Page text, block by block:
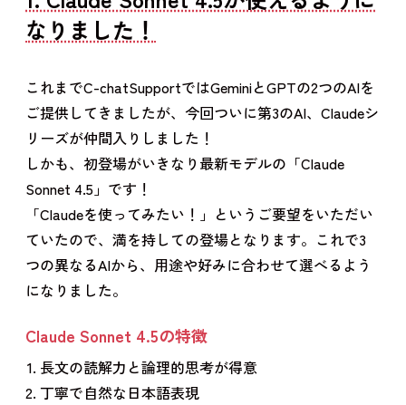
なりました！
これまでC-chatSupportではGeminiとGPTの2つのAIを
ご提供してきましたが、今回ついに第3のAI、Claudeシ
リーズが仲間入りしました！
しかも、初登場がいきなり最新モデルの「Claude
Sonnet 4.5」です！
「Claudeを使ってみたい！」というご要望をいただい
ていたので、満を持しての登場となります。これで3
つの異なるAIから、用途や好みに合わせて選べるよう
になりました。
Claude Sonnet 4.5の特徴
長文の読解力と論理的思考が得意
丁寧で自然な日本語表現